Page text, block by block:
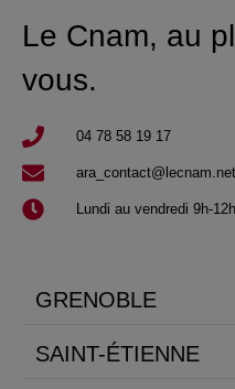
Le Cnam, au
vous.
04 78 58 19 17​
ara_contact@lecnam.net
Lundi au vendredi 9h-
GRENOBLE
SAINT-ÉTIENNE